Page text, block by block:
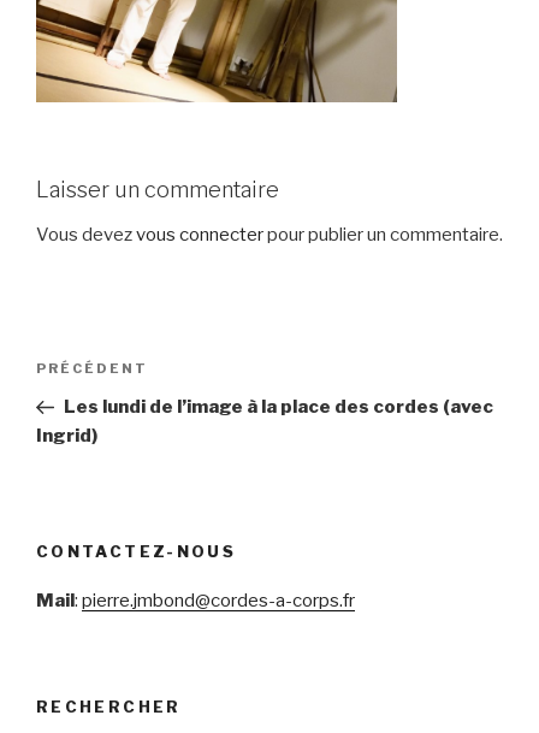
Laisser un commentaire
Vous devezvous connecterpour publier un commentaire.
Navigation
l’article
Article
précédent
PRÉCÉDENT
Les lundi de l’image à la place des cordes (avec
Ingrid)
CONTACTEZ-NOUS
Mail: pierre.jmbond@cordes-a-corps.fr
RECHERCHER